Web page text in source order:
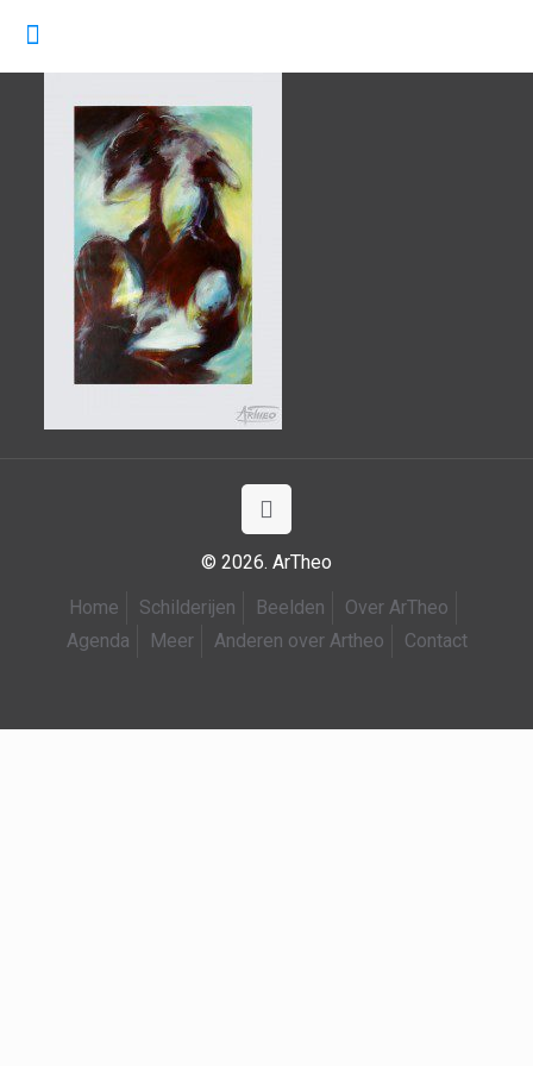
© 2026. ArTheo
Home
Schilderijen Beelden
Over ArTheo
Agenda
Meer Anderen over Artheo Contact